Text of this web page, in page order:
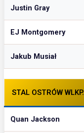
Justin Gray
EJ Montgomery
Jakub Musiał
STAL OSTRÓW WLKP.
Quan Jackson